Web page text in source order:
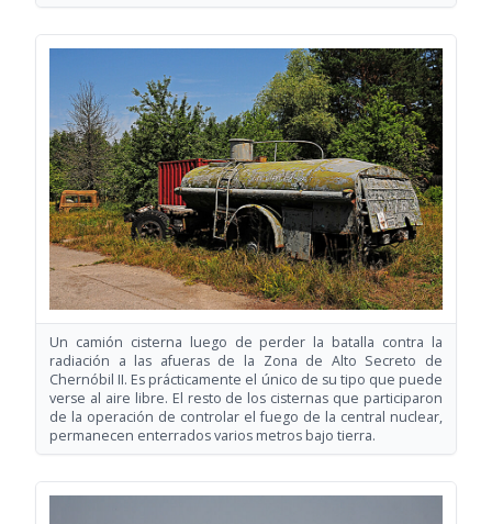
Un camión cisterna luego de perder la batalla contra la
radiación a las afueras de la Zona de Alto Secreto de
Chernóbil II. Es prácticamente el único de su tipo que puede
verse al aire libre. El resto de los cisternas que participaron
de la operación de controlar el fuego de la central nuclear,
permanecen enterrados varios metros bajo tierra.